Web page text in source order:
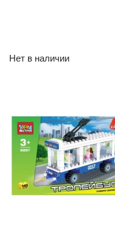
Нет в наличии